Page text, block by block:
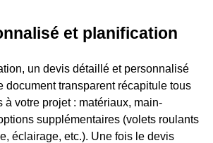
et planification
un devis détaillé et personnalisé
document transparent récapitule tous
à votre projet : matériaux, main-
supplémentaires (volets roulants
éclairage, etc.). Une fois le devis